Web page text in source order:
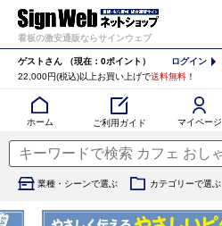
看板の激安通販ならサインウェブ
ゲストさん （現在：0ポイント） ログイン
22,000円(税込)以上お買い上げで送料無料 ！
ホーム ご利用ガイド マイページ
業種・シーンで選ぶ カテゴリーで選ぶ